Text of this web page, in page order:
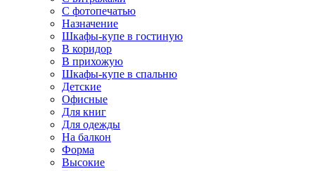
С фотопечатью
Назначение
Шкафы-купе в гостиную
В коридор
В прихожую
Шкафы-купе в спальню
Детские
Офисные
Для книг
Для одежды
На балкон
Форма
Высокие